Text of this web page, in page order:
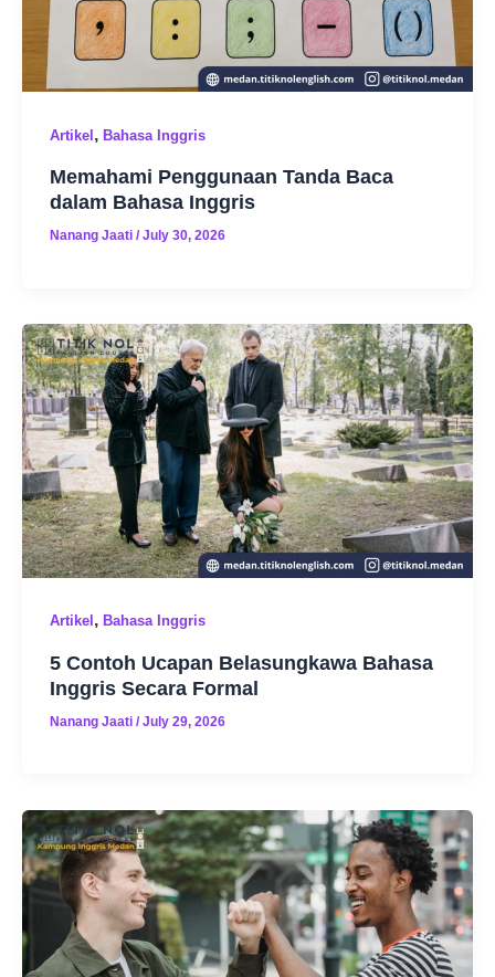
Artikel, Bahasa Inggris
Memahami Penggunaan Tanda Baca
dalam Bahasa Inggris
Nanang Jaati /July 30, 2026
Artikel , Bahasa Inggris
5 Contoh Ucapan Belasungkawa Bahasa
Inggris Secara Formal
Nanang Jaati /July 29, 2026